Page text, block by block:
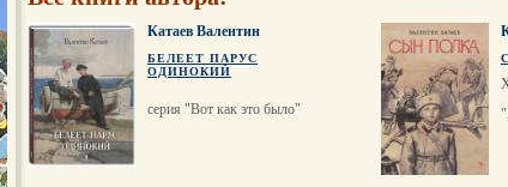
Катаев Валентин
БЕЛЕЕТ ПАРУС
ОДИНОКИЙ
серия "Вот как это было"